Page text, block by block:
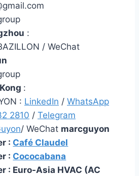
:
/ WeChat
:
: LinkedIn / WhatsApp
2810 / Telegram
/ WeChat marcguyon
: Café Claudel
: Cococabana
: Euro-Asia HVAC (AC